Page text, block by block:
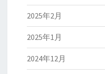
2025年2月
2025年1月
2024年12月